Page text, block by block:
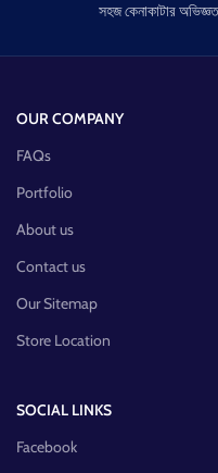
সহজ কেনাকাটার
OUR COMPANY
FAQs
Portfolio
About us
Contact us
Our Sitemap
Store Location
SOCIAL LINKS
Facebook